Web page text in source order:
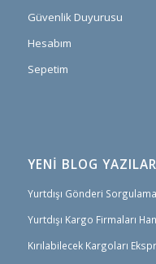
Güvenlik Duyurusu
Hesabım
Sepetim
YENİ BLOG
Yurtdışı Gönderi Sorgulama
Yurtdışı Kargo Firmaları
Kırılabilecek Kargoları